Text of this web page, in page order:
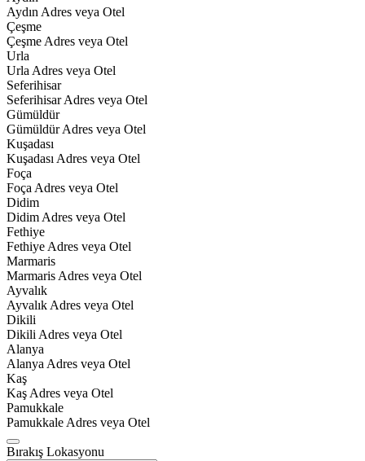
Aydın Adres veya Otel
Çeşme
Çeşme Adres veya Otel
Urla
Urla Adres veya Otel
Seferihisar
Seferihisar Adres veya Otel
Gümüldür
Gümüldür Adres veya Otel
Kuşadası
Kuşadası Adres veya Otel
Foça
Foça Adres veya Otel
Didim
Didim Adres veya Otel
Fethiye
Fethiye Adres veya Otel
Marmaris
Marmaris Adres veya Otel
Ayvalık
Ayvalık Adres veya Otel
Dikili
Dikili Adres veya Otel
Alanya
Alanya Adres veya Otel
Kaş
Kaş Adres veya Otel
Pamukkale
Pamukkale Adres veya Otel
Bırakış Lokasyonu